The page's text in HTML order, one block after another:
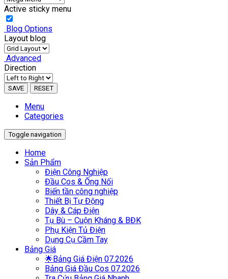
Active sticky menu
Blog Options
Layout blog
Advanced
Direction
SAVE RESET
Menu
Categories
Toggle navigation
Home
Sản Phẩm
Điện Công Nghiệp
Đầu Cos & Ống Nối
Biến tần công nghiệp
Thiết Bị Tự Động
Dây & Cáp Điện
Tụ Bù – Cuộn Kháng & BĐK
Phụ Kiện Tủ Điện
Dụng Cụ Cầm Tay
Bảng Giá
🌟Bảng Giá Điện 07.2026
Bảng Giá Đầu Cos 07.2026